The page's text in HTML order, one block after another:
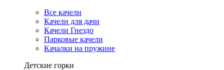
Все качели
Качели для дачи
Качели Гнездо
Парковые качели
Качалки на пружине
Детские горки